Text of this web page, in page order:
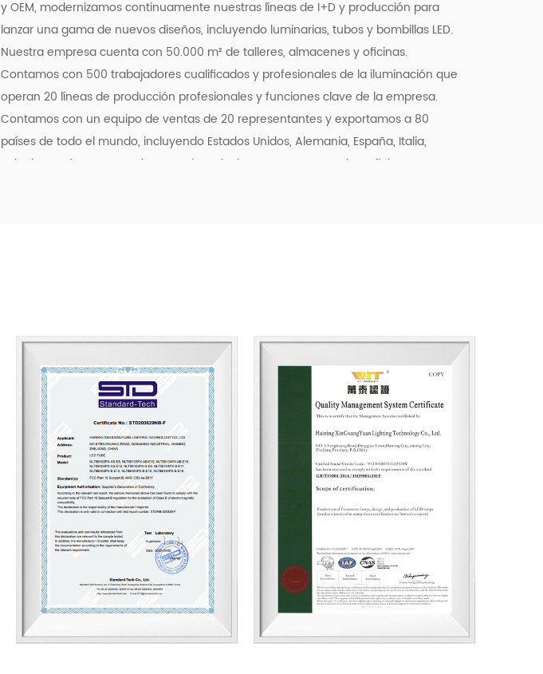
y OEM, modernizamos continuamente nuestras líneas de I+D y producción para
lanzar una gama de nuevos diseños, incluyendo luminarias, tubos y bombillas LED.
Nuestra empresa cuenta con 50.000 m² de talleres, almacenes y oficinas.
Contamos con 500 trabajadores cualificados y profesionales de la iluminación que
operan 20 líneas de producción profesionales y funciones clave de la empresa.
Contamos con un equipo de ventas de 20 representantes y exportamos a 80
países de todo el mundo, incluyendo Estados Unidos, Alemania, España, Italia,
Polonia, Japón, etc. Agradecemos las relaciones mutuamente beneficiosas que
Calidad, Administración y Ventas, esperamos posicionarnos como uno de los
principales exportadores de iluminación LED en China y alcanzar un objetivo de
ventas de 45 millones de dólares estadounidenses para 2024.
Con nuestra motivación de "Elaborar cada cooperación con una fabricación de
alta calidad", nos enorgullecemos de nuestra excelente reputación en los
mercados internacionales. Confiamos en ser reconocidos como proveedores de
productos y servicios de iluminación gracias a nuestros productos pragmáticos e
innovadores, un meticuloso servicio de seguimiento y, sobre todo, nuestra actitud
de búsqueda del bien común. Esperamos que nuestra luz brille con su apoyo y
confianza.